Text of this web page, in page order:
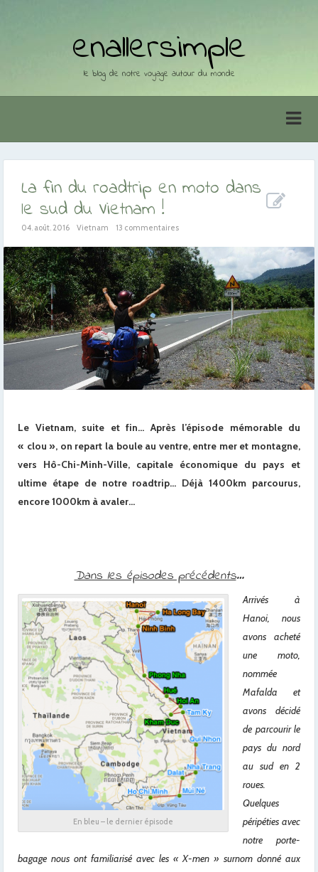
enallersimple
le blog de notre voyage autour du monde
La fin du roadtrip en moto dans
le sud du Vietnam !
04. août. 2016 Vietnam 13 commentaires
Le Vietnam, suite et fin… Après l’épisode mémorable du
« clou », on repart la boule au ventre, entre mer et montagne,
vers Hô-Chi-Minh-Ville, capitale économique du pays et
ultime étape de notre roadtrip… Déjà 1400km parcourus,
encore 1000km à avaler…
Dans les épisodes précédents…
En bleu – le dernier épisode
Arrivés à
Hanoi, nous
avons acheté
une moto,
nommée
Mafalda et
avons décidé
de parcourir le
pays du nord
au sud en 2
roues.
Quelques
péripéties avec
notre porte-
bagage nous ont familiarisé avec les « X-men » surnom donné aux